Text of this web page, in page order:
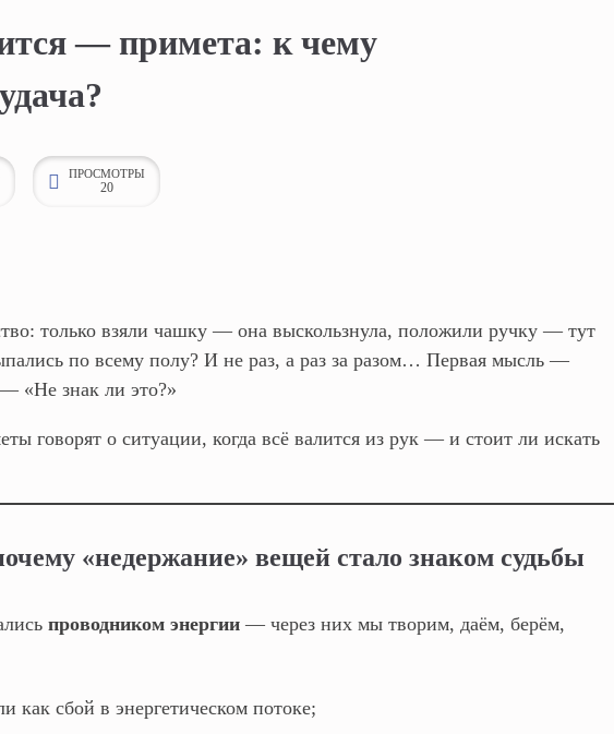
— примета: к чему
ПРОСМОТРЫ
20
только взяли чашку — она выскользнула, положили ручку — тут
по всему полу? И не раз, а раз за разом… Первая мысль —
«Не знак ли это?»
говорят о ситуации, когда всё валится из рук — и стоит ли искать
«недержание» вещей стало знаком судьбы
проводником энергии— через них мы творим, даём, берём,
как сбой в энергетическом потоке;